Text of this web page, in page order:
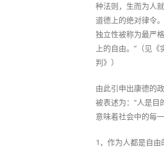
种法则，生而为人
道德上的绝对律令
独立性被称为最严
上的自由。”（见《
判》）
由此引申出康德的
被表述为：“人是目
意味着社会中的每一
1，作为人都是自由